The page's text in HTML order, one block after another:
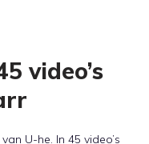
video’s
U-he. In 45 video’s